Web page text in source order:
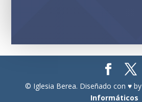
© Iglesia Berea. Diseñado con ♥ by
Informáticos